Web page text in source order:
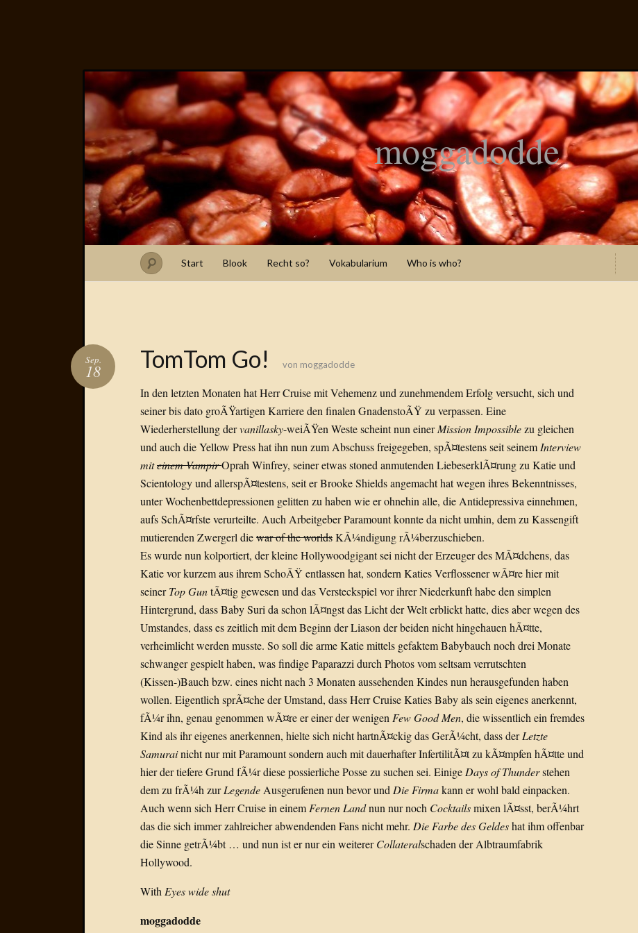
moggadodde
Start Blook Recht so? Vokabularium Who is who?
TomTom Go!
Sep.
18 von moggadodde
In den letzten Monaten hat Herr Cruise mit Vehemenz und zunehmendem Erfolg versucht, sich und
seiner bis dato groÃŸartigen Karriere den finalen GnadenstoÃŸ zu verpassen. Eine
Wiederherstellung dervanillasky-weiÃŸen Weste scheint nun einerMission Impossiblezu gleichen
und auch die Yellow Press hat ihn nun zum Abschuss freigegeben, spÃ¤testens seit seinem Interview
miteinem VampirOprah Winfrey, seiner etwas stoned anmutenden LiebeserklÃ¤rung zu Katie und
Scientology und allerspÃ¤testens, seit er Brooke Shields angemacht hat wegen ihres Bekenntnisses,
unter Wochenbettdepressionen gelitten zu haben wie er ohnehin alle, die Antidepressiva einnehmen,
aufs SchÃ¤rfste verurteilte. Auch Arbeitgeber Paramount konnte da nicht umhin, dem zu Kassengift
mutierenden Zwergerl diewar of the worldsKÃ¼ndigung rÃ¼berzuschieben.
Es wurde nun kolportiert, der kleine Hollywoodgigant sei nicht der Erzeuger des MÃ¤dchens, das
Katie vor kurzem aus ihrem SchoÃŸ entlassen hat, sondern Katies Verflossener wÃ¤re hier mit
seinerTop GuntÃ¤tig gewesen und das Versteckspiel vor ihrer Niederkunft habe den simplen
Hintergrund, dass Baby Suri da schon lÃ¤ngst das Licht der Welt erblickt hatte, dies aber wegen des
Umstandes, dass es zeitlich mit dem Beginn der Liason der beiden nicht hingehauen hÃ¤tte,
verheimlicht werden musste. So soll die arme Katie mittels gefaktem Babybauch noch drei Monate
schwanger gespielt haben, was findige Paparazzi durch Photos vom seltsam verrutschten
(Kissen-)Bauch bzw. eines nicht nach 3 Monaten aussehenden Kindes nun herausgefunden haben
wollen. Eigentlich sprÃ¤che der Umstand, dass Herr Cruise Katies Baby als sein eigenes anerkennt,
fÃ¼r ihn, genau genommen wÃ¤re er einer der wenigen Few Good Men, die wissentlich ein fremdes
Kind als ihr eigenes anerkennen, hielte sich nicht hartnÃ¤ckig das GerÃ¼cht, dass derLetzte
Samurainicht nur mit Paramount sondern auch mit dauerhafter InfertilitÃ¤t zu kÃ¤mpfen hÃ¤tte und
hier der tiefere Grund fÃ¼r diese possierliche Posse zu suchen sei. Einige Days of Thunderstehen
dem zu frÃ¼h zurLegende Ausgerufenen nun bevor und Die Firmakann er wohl bald einpacken.
Auch wenn sich Herr Cruise in einem Fernen Landnun nur noch Cocktailsmixen lÃ¤sst, berÃ¼hrt
das die sich immer zahlreicher abwendenden Fans nicht mehr. Die Farbe des Geldeshat ihm offenbar
die Sinne getrÃ¼bt … und nun ist er nur ein weitererCollateralschaden der Albtraumfabrik
Hollywood.
With Eyes wide shut
moggadodde